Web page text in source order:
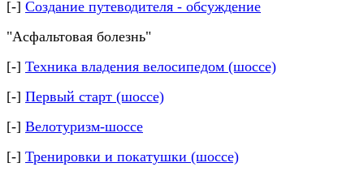
[-] Создание путеводителя - обсуждение
"Асфальтовая болезнь"
[-] Техника владения велосипедом (шоссе)
[-] Первый старт (шоссе)
[-] Велотуризм-шоссе
[-] Тренировки и покатушки (шоссе)